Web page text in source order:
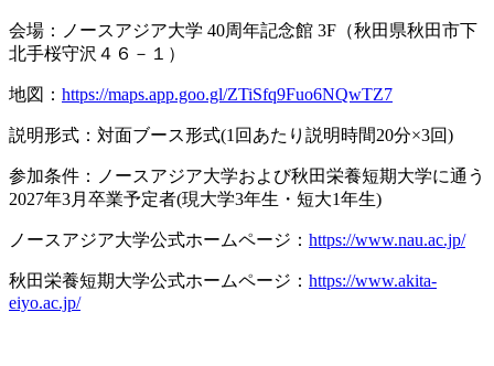
会場：ノースアジア大学 40周年記念館 3F（秋田県秋田市下
北手桜守沢４６－１）
地図： https://maps.app.goo.gl/ZTiSfq9Fuo6NQwTZ7
説明形式：対面ブース形式(1回あたり説明時間20分×3回)
参加条件：ノースアジア大学および秋田栄養短期大学に通う
2027年3月卒業予定者(現大学3年生・短大1年生)
ノースアジア大学公式ホームページ： https://www.nau.ac.jp/
秋田栄養短期大学公式ホームページ： https://www.akita-
eiyo.ac.jp/